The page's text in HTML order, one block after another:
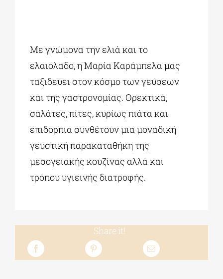
Με γνώμονα την ελιά και το
ελαιόλαδο, η Μαρία Καράμπελα μας
ταξιδεύει στον κόσμο των γεύσεων
και της γαστρονομίας. Ορεκτικά,
σαλάτες, πίτες, κυρίως πιάτα και
επιδόρπια συνθέτουν μια μοναδική
γευστική παρακαταθήκη της
μεσογειακής κουζίνας αλλά και
τρόπου υγιεινής διατροφής.
Share it!